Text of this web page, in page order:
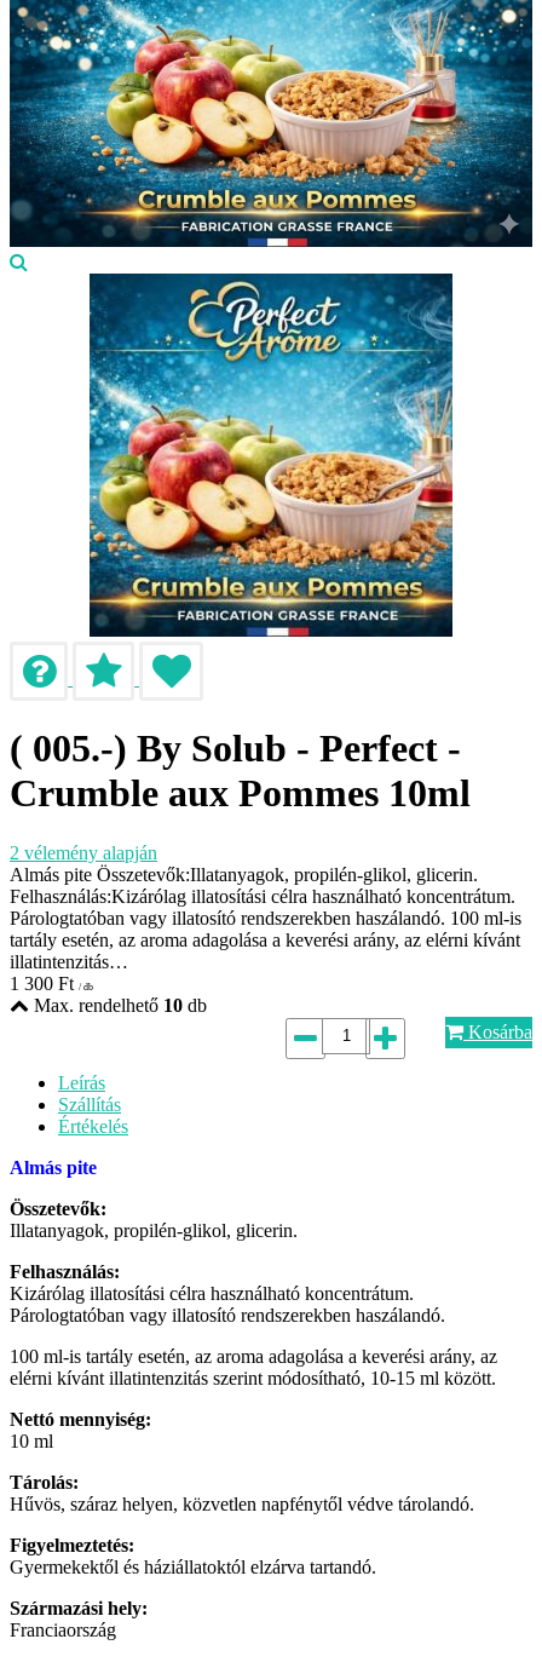
( 005.-) By Solub - Perfect -
Crumble aux Pommes 10ml
2 vélemény alapján
Almás pite Összetevők:Illatanyagok, propilén-glikol, glicerin.
Felhasználás:Kizárólag illatosítási célra használható koncentrátum.
Párologtatóban vagy illatosító rendszerekben haszálandó. 100 ml-is
tartály esetén, az aroma adagolása a keverési arány, az elérni kívánt
illatintenzitás…
1 300 Ft / db
Max. rendelhető 10 db
Kosárba
Leírás
Szállítás
Értékelés
Almás pite
Összetevők:
Illatanyagok, propilén-glikol, glicerin.
Felhasználás:
Kizárólag illatosítási célra használható koncentrátum.
Párologtatóban vagy illatosító rendszerekben haszálandó.
100 ml-is tartály esetén, az aroma adagolása a keverési arány, az
elérni kívánt illatintenzitás szerint módosítható, 10-15 ml között.
Nettó mennyiség:
10 ml
Tárolás:
Hűvös, száraz helyen, közvetlen napfénytől védve tárolandó.
Figyelmeztetés:
Gyermekektől és háziállatoktól elzárva tartandó.
Származási hely:
Franciaország